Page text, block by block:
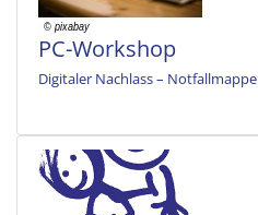
PC-Workshop
Digitaler Nachlass – Notfallmappe